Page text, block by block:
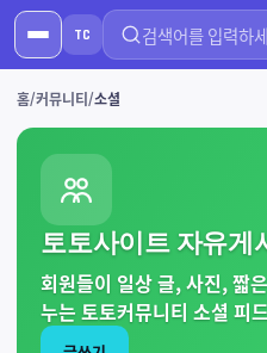
TC
홈 커뮤니티 소셜
토토사이트 자유게
회원들이 일상 글, 사진, 짧
누는 토토커뮤니티 소셜 피